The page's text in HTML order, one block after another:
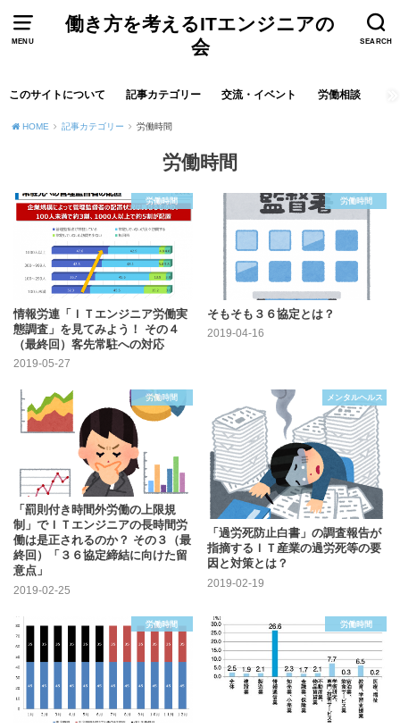
MENU SEARCH
働き方を考えるITエンジニアの
会
このサイトについて 記事カテゴリー 交流・イベント 労働相談
HOME 記事カテゴリー 労働時間
労働時間
労働時間
情報労連「ＩＴエンジニア労働実
態調査」を見てみよう！ その４
（最終回）客先常駐への対応
2019-05-27
労働時間
そもそも３６協定とは？
2019-04-16
労働時間
「罰則付き時間外労働の上限規
制」でＩＴエンジニアの長時間労
働は是正されるのか？ その３（最
終回）「３６協定締結に向けた留
意点」
2019-02-25
メンタルヘルス
「過労死防止白書」の調査報告が
指摘するＩＴ産業の過労死等の要
因と対策とは？
2019-02-19
労働時間 労働時間